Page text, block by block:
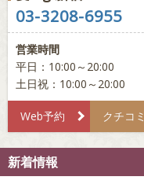
03-3208-6955
営業時間
平日：10:00～20:00
土日祝：10:00～20:00
Web予約 クチコミ
新着情報